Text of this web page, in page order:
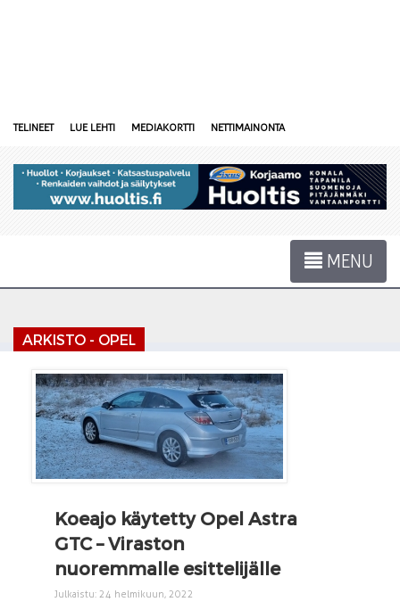
TELINEET LUE LEHTI MEDIAKORTTI NETTIMAINONTA
MENU
ARKISTO - OPEL
Koeajo käytetty Opel Astra
GTC – Viraston
nuoremmalle esittelijälle
Julkaistu: 24 helmikuun, 2022